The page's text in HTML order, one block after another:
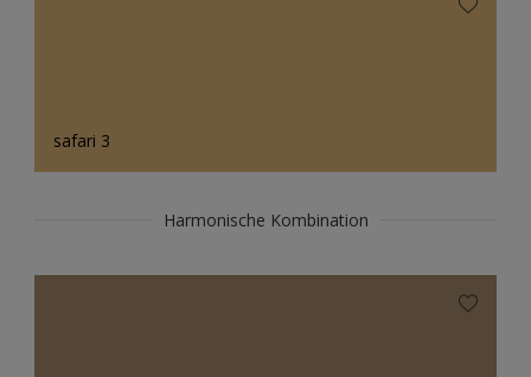
safari 3
Harmonische Kombination